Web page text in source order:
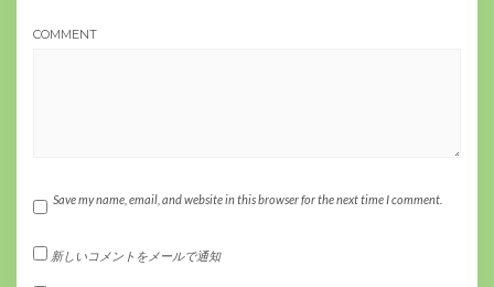
COMMENT
Save my name, email, and website in this browser for the next time I comment.
新しいコメントをメールで通知